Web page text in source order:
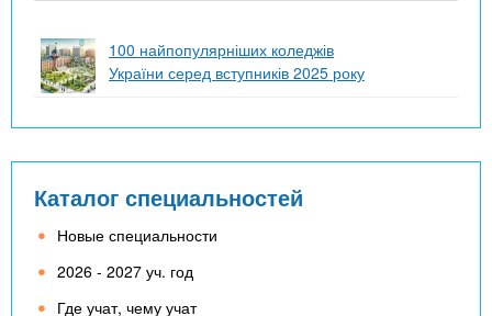
100 найпопулярніших коледжів
України серед вступників 2025 року
Каталог специальностей
Новые специальности
2026 - 2027 уч. год
Где учат, чему учат